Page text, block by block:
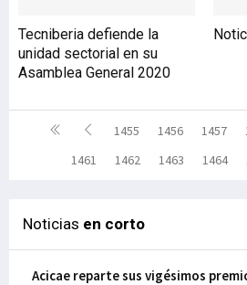
Tecniberia defiende la
unidad sectorial en su
Asamblea General 2020
1455 1456 1457
1461
1462 1463 1464
Noticias en corto
Acicae reparte sus vigésimos